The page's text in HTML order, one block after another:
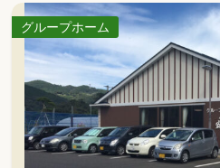
グループホーム